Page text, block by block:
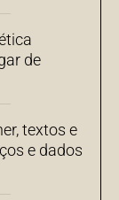
de
textos e
e dados